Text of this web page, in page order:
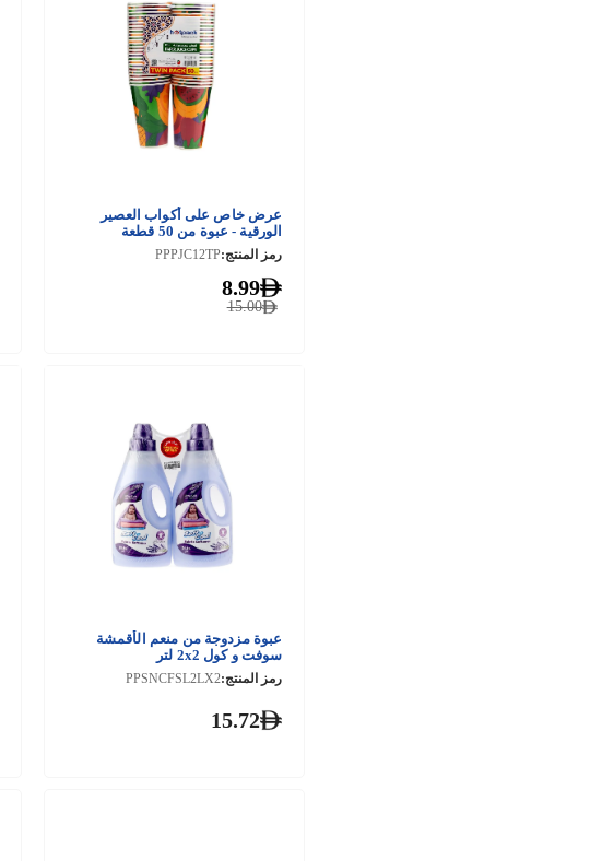
عرض خاص على أكواب العصير
الورقية - عبوة من 50 قطعة
رمز المنتج:PPPJC12TP
15.00
8.99
عبوة مزدوجة من منعم الأقمشة
سوفت و كول 2x2 لتر
رمز المنتج:PPSNCFSL2LX2
15.72